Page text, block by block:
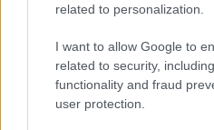
related to personalization.
I want to allow Google to
related to security,
functionality and fraud
user protection.
Πρωτάθλημα τον Δεκέμβριο
06/08/2026
Έτοιμη για… υψηλές
με τον «Ιπτάμενο Ολλανδό»